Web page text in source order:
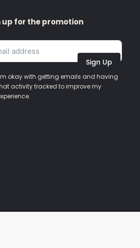
up for the promotion
Sign Up
okay with getting emails and having
activity tracked to improve my